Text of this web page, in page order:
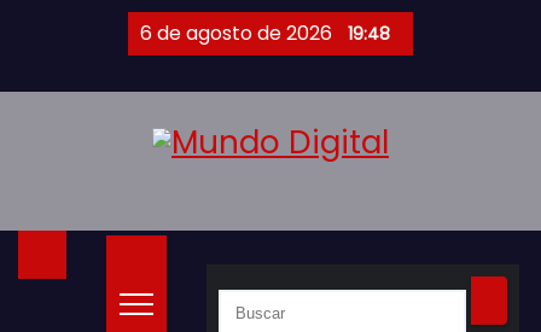
6 de agosto de 2026 19:48